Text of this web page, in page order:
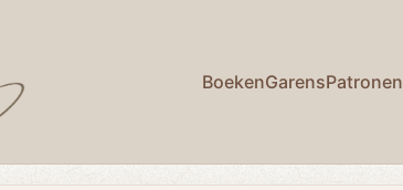
BoekenGarensPatronen